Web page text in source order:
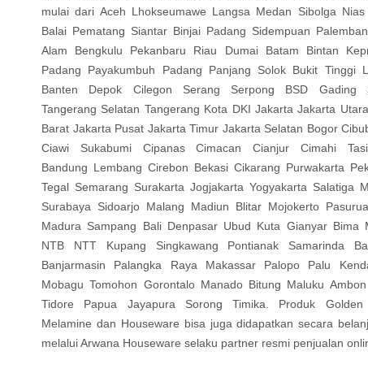
mulai dari Aceh Lhokseumawe Langsa Medan Sibolga Nias
Balai Pematang Siantar Binjai Padang Sidempuan
Alam Bengkulu Pekanbaru Riau Dumai Batam Bintan
Padang Payakumbuh Padang Panjang Solok Bukit Tinggi
Banten Depok Cilegon Serang Serpong BSD Gading
Tangerang Selatan Tangerang Kota DKI Jakarta Jakarta
Barat Jakarta Pusat Jakarta Timur Jakarta Selatan Bogor
Ciawi Sukabumi Cipanas Cimacan Cianjur Cimahi
Bandung Lembang Cirebon Bekasi Cikarang Purwakarta
Tegal Semarang Surakarta Jogjakarta Yogyakarta Salatiga
Surabaya Sidoarjo Malang Madiun Blitar Mojokerto
Madura Sampang Bali Denpasar Ubud Kuta Gianyar Bima
NTB NTT Kupang Singkawang Pontianak Samarinda
Banjarmasin Palangka Raya Makassar Palopo Palu
Mobagu Tomohon Gorontalo Manado Bitung Maluku
Tidore Papua Jayapura Sorong Timika. Produk Golden
Melamine dan Houseware bisa juga didapatkan secara
melalui Arwana Houseware selaku partner resmi penjualan